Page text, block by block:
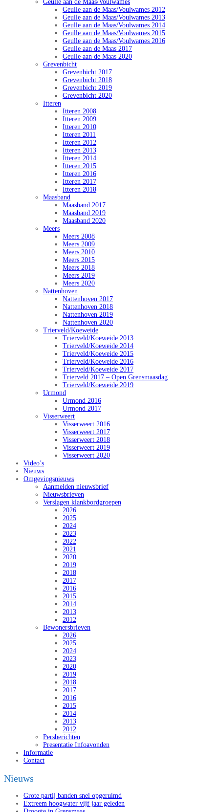
Geulle aan de Maas/Voulwames
Geulle aan de Maas/Voulwames 2012
Geulle aan de Maas/Voulwames 2013
Geulle aan de Maas/Voulwames 2014
Geulle aan de Maas/Voulwames 2015
Geulle aan de Maas/Voulwames 2016
Geulle aan de Maas 2017
Geulle aan de Maas 2020
Grevenbicht
Grevenbicht 2017
Grevenbicht 2018
Grevenbicht 2019
Grevenbicht 2020
Itteren
Itteren 2008
Itteren 2009
Itteren 2010
Itteren 2011
Itteren 2012
Itteren 2013
Itteren 2014
Itteren 2015
Itteren 2016
Itteren 2017
Itteren 2018
Maasband
Maasband 2017
Maasband 2019
Maasband 2020
Meers
Meers 2008
Meers 2009
Meers 2010
Meers 2015
Meers 2018
Meers 2019
Meers 2020
Nattenhoven
Nattenhoven 2017
Nattenhoven 2018
Nattenhoven 2019
Nattenhoven 2020
Trierveld/Koeweide
Trierveld/Koeweide 2013
Trierveld/Koeweide 2014
Trierveld/Koeweide 2015
Trierveld/Koeweide 2016
Trierveld/Koeweide 2017
Trierveld 2017 – Open Grensmaasdag
Trierveld/Koeweide 2019
Urmond
Urmond 2016
Urmond 2017
Visserweert
Visserweert 2016
Visserweert 2017
Visserweert 2018
Visserweert 2019
Visserweert 2020
Video’s
Nieuws
Omgevingsnieuws
Aanmelden nieuwsbrief
Nieuwsbrieven
Verslagen klankbordgroepen
2026
2025
2024
2023
2022
2021
2020
2019
2018
2017
2016
2015
2014
2013
2012
Bewonersbrieven
2026
2025
2024
2023
2020
2019
2018
2017
2016
2015
2014
2013
2012
Persberichten
Presentatie Infoavonden
Informatie
Contact
Nieuws
Grote partij banden snel opgeruimd
Extreem hoogwater vijf jaar geleden